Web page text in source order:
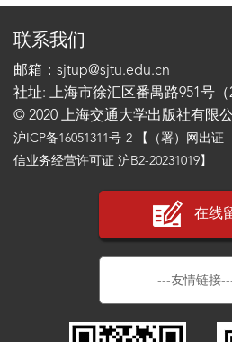
联系我们
邮箱：sjtup@sjtu.edu.cn
社址: 上海市徐汇区番禺路951号（
© 2020 上海交通大学出版社有限
沪ICP备16051311号-2 【（署）网出证
信业务经营许可证 沪B2-20231019】
在线